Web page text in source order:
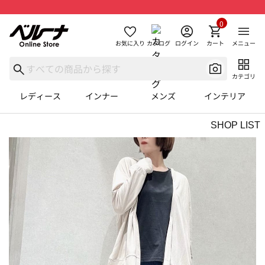
お気に入り カタログ ログイン カート
0
メニュー
カテゴリ
レディース インナー メンズ インテリア
SHOP LIST